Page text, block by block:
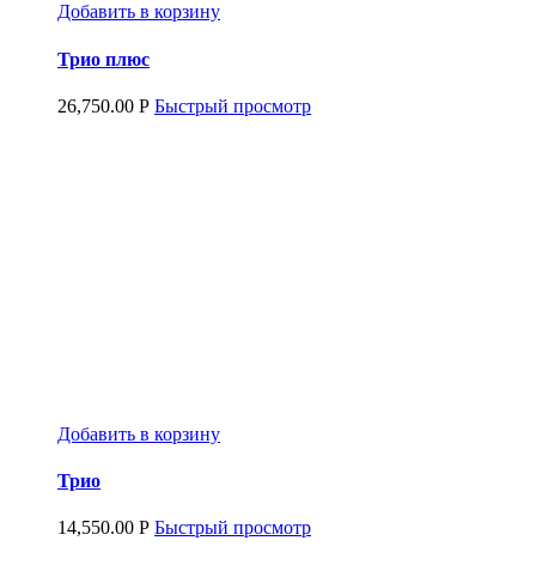
Добавить в корзину
Трио плюс
26,750.00 Р Быстрый просмотр
Добавить в корзину
Трио
14,550.00 Р Быстрый просмотр